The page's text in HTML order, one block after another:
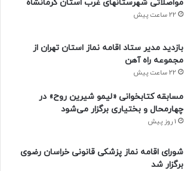
مواصلاتی شهرستانهای غرب استان کرمانشاه
22 ساعت پیش
بازدید مدیر ستاد اقامه نماز استان تهران از
مجموعه راه آهن
22 ساعت پیش
مسابقه کتابخوانی «لیمو شیرین روح» در
چهارمحال و بختیاری برگزار می‌شود
1 روز پیش
شورای اقامه نماز پزشکی قانونی خراسان رضوی
برگزار شد